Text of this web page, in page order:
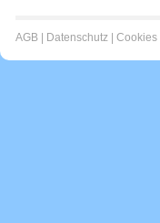
AGB Datenschutz Cookies